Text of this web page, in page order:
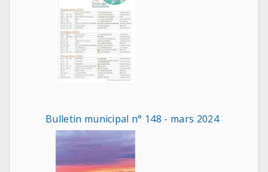
Bulletin municipal n° 148 - mars 2024